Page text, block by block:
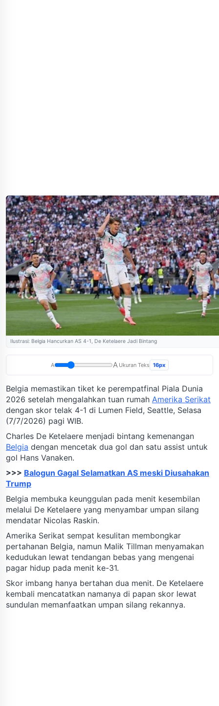
Ilustrasi: Belgia Hancurkan AS 4-1, De Ketelaere Jadi Bintang
A A Ukuran Teks 16px
Belgia memastikan tiket ke perempatfinal Piala Dunia
2026 setelah mengalahkan tuan rumah Amerika Serikat
dengan skor telak 4-1 di Lumen Field, Seattle, Selasa
(7/7/2026) pagi WIB.
Charles De Ketelaere menjadi bintang kemenangan
Belgia dengan mencetak dua gol dan satu assist untuk
gol Hans Vanaken.
>>> Balogun Gagal Selamatkan AS meski Diusahakan
Trump
Belgia membuka keunggulan pada menit kesembilan
melalui De Ketelaere yang menyambar umpan silang
mendatar Nicolas Raskin.
Amerika Serikat sempat kesulitan membongkar
pertahanan Belgia, namun Malik Tillman menyamakan
kedudukan lewat tendangan bebas yang mengenai
pagar hidup pada menit ke-31.
Skor imbang hanya bertahan dua menit. De Ketelaere
kembali mencatatkan namanya di papan skor lewat
sundulan memanfaatkan umpan silang rekannya.